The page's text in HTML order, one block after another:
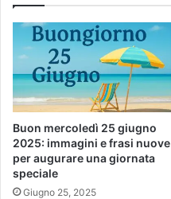
Buon mercoledì 25 giugno
2025: immagini e frasi nuove
per augurare una giornata
speciale
Giugno 25, 2025